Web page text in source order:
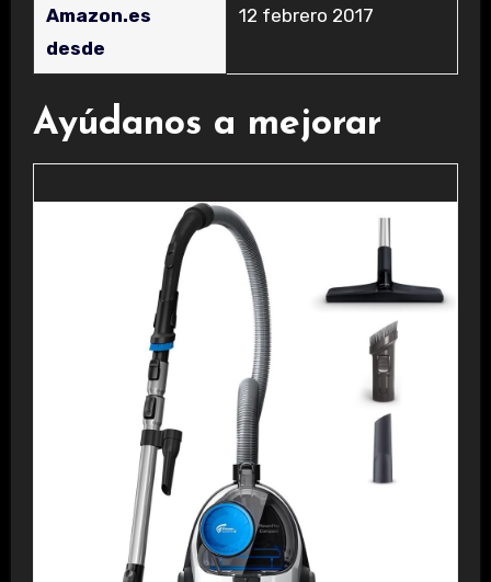
Amazon.es
desde
12 febrero 2017
Ayúdanos a mejorar